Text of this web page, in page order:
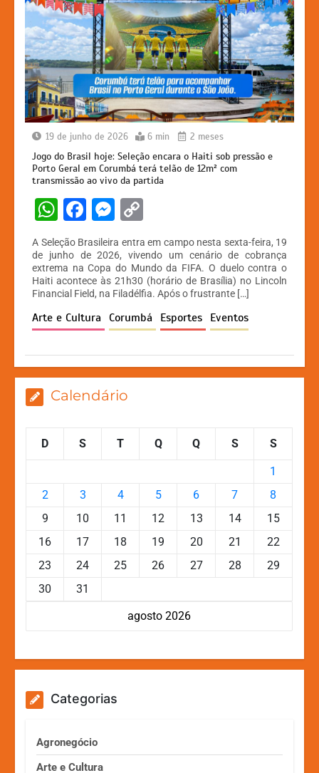
19 de junho de 2026 6 min 2 meses
Jogo do Brasil hoje: Seleção encara o Haiti sob pressão e
Porto Geral em Corumbá terá telão de 12m² com
transmissão ao vivo da partida
W
h
at
s
A
p
F
c
e
b
o
k
M
s
s
e
n
er
p
y
Li
n
A Seleção Brasileira entra em campo nesta sexta-feira, 19
de junho de 2026, vivendo um cenário de cobrança
extrema na Copa do Mundo da FIFA. O duelo contra o
Haiti acontece às 21h30 (horário de Brasília) no Lincoln
Financial Field, na Filadélfia. Após o frustrante […]
Arte e Cultura Corumbá Esportes Eventos
Calendário
agosto 2026
D S T Q Q S S
1
2
3 4 5 6 7
8
9
10 11 12 13 14
15
16
17 18 19 20 21
22
23
24 25 26 27 28
29
30
31
Categorias
Agronegócio
Arte e Cultura